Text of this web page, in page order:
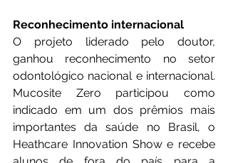
Reconhecimento internacional
O projeto liderado pelo doutor,
ganhou reconhecimento no setor
odontológico nacional e internacional.
Mucosite Zero participou como
indicado em um dos prêmios mais
importantes da saúde no Brasil, o
Heathcare Innovation Show e recebe